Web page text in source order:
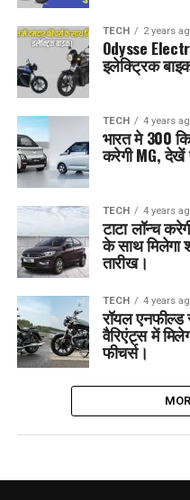
TECH 2 years
Odysse
इलेक्ट्रिक
TECH 4 years
भारत मे 300
करेगी MG,
TECH 4 years
टाटा लॉन्च
के साथ मिलेगा
तारीख।
TECH 4 years
रॉयल एनफील्ड
वैरिएंट्स में
फीचर्स।